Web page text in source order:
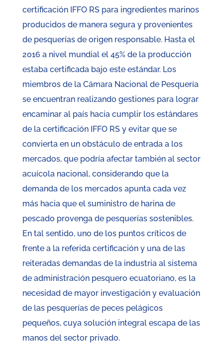
certificación IFFO RS para ingredientes marinos
producidos de manera segura y provenientes
de pesquerías de origen responsable. Hasta el
2016 a nivel mundial el 45% de la producción
estaba certificada bajo este estándar. Los
miembros de la Cámara Nacional de Pesquería
se encuentran realizando gestiones para lograr
encaminar al país hacia cumplir los estándares
de la certificación IFFO RS y evitar que se
convierta en un obstáculo de entrada a los
mercados, que podría afectar también al sector
acuícola nacional, considerando que la
demanda de los mercados apunta cada vez
más hacia que el suministro de harina de
pescado provenga de pesquerías sostenibles.
En tal sentido, uno de los puntos críticos de
frente a la referida certificación y una de las
reiteradas demandas de la industria al sistema
de administración pesquero ecuatoriano, es la
necesidad de mayor investigación y evaluación
de las pesquerías de peces pelágicos
pequeños, cuya solución integral escapa de las
manos del sector privado.